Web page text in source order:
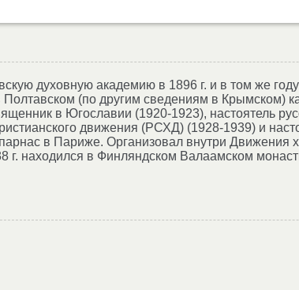
духовную академию в 1896 г. и в том же
(по другим сведениям в Крымском)
в Югославии (1920-1923), настоятель
движения (РСХД) (1928-1939) и
в Париже. Организовал внутри Движения
г. находился в Финляндском Валаамском